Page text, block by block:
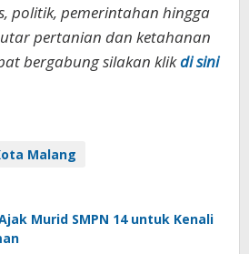
politik, pemerintahan hingga
pertanian dan ketahanan
bergabung silakan klikdi sini
Malang
Murid SMPN 14 untuk Kenali